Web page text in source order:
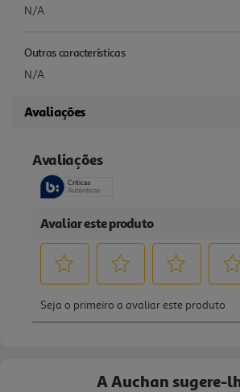
N/A
Outras características
N/A
Avaliações
A Auchan sugere-